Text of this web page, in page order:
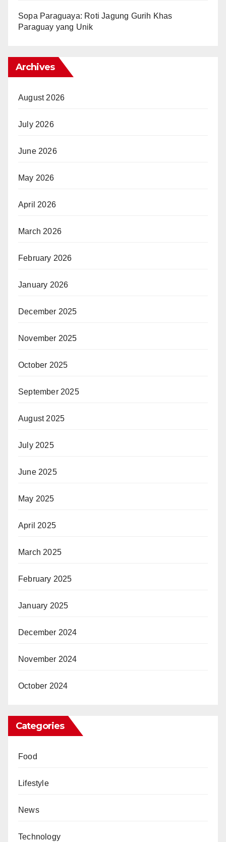
Sopa Paraguaya: Roti Jagung Gurih Khas
Paraguay yang Unik
Archives
August 2026
July 2026
June 2026
May 2026
April 2026
March 2026
February 2026
January 2026
December 2025
November 2025
October 2025
September 2025
August 2025
July 2025
June 2025
May 2025
April 2025
March 2025
February 2025
January 2025
December 2024
November 2024
October 2024
Categories
Food
Lifestyle
News
Technology